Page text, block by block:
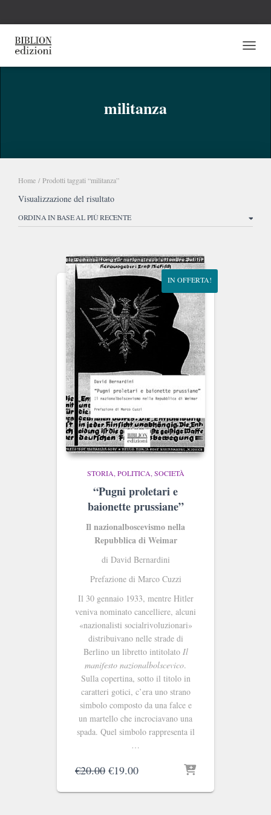
militanza
Home / Prodotti taggati “militanza”
Visualizzazione del risultato
IN OFFERTA!
STORIA, POLITICA, SOCIETÀ
“Pugni proletari e
baionette prussiane”
Il nazionalboscevismo nella
Repubblica di Weimar
di David Bernardini
Prefazione di Marco Cuzzi
Il 30 gennaio 1933, mentre Hitler
veniva nominato cancelliere, alcuni
«nazionalisti socialrivoluzionari»
distribuivano nelle strade di
Berlino un libretto intitolato Il
manifesto nazionalbolscevico.
Sulla copertina, sotto il titolo in
caratteri gotici, c’era uno strano
simbolo composto da una falce e
un martello che incrociavano una
spada. Quel simbolo rappresenta il
…
€20.00 Il
originale
€19.00Il
attuale